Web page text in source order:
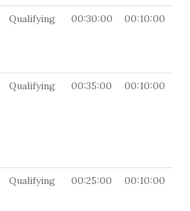
Qualifying 00:30:00 00:10:00
Qualifying 00:35:00 00:10:00
Qualifying 00:25:00 00:10:00